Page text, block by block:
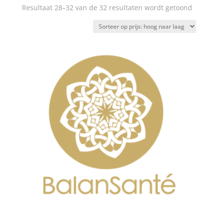
Resultaat 28–32 van de 32 resultaten wordt getoond
prijs: